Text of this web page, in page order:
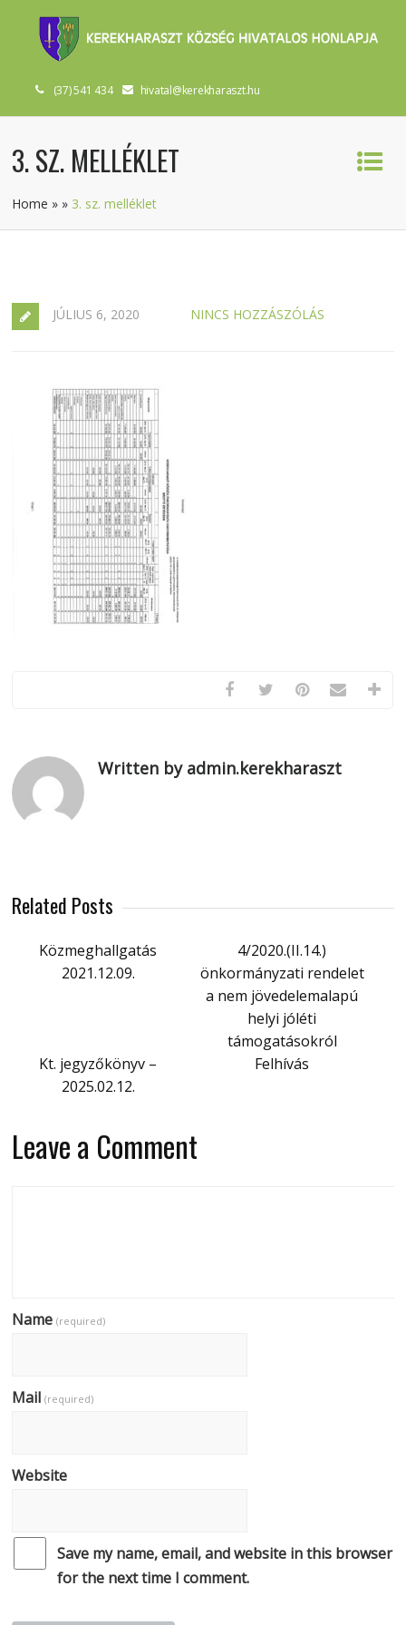
(37) 541 434 hivatal@kerekharaszt.hu
3. SZ. MELLÉKLET
Home » » 3. sz. melléklet
JÚLIUS 6, 2020 NINCS HOZZÁSZÓLÁS
Written by admin.kerekharaszt
Related Posts
Közmeghallgatás
2021.12.09.
4/2020.(II.14.)
önkormányzati rendelet
a nem jövedelemalapú
helyi jóléti
támogatásokról
Kt. jegyzőkönyv –
2025.02.12.
Felhívás
Leave a Comment
Name(required)
Mail(required)
Website
Save my name, email, and website in this browser
for the next time I comment.